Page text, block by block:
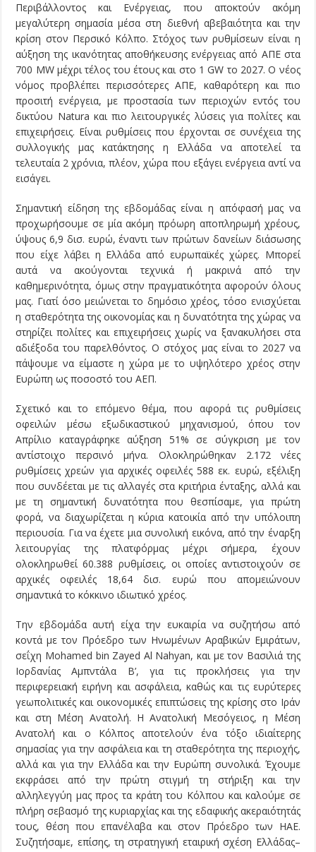
Περιβάλλοντος και Ενέργειας, που αποκτούν ακόμη
μεγαλύτερη σημασία μέσα στη διεθνή αβεβαιότητα και την
κρίση στον Περσικό Κόλπο. Στόχος των ρυθμίσεων είναι η
αύξηση της ικανότητας αποθήκευσης ενέργειας από ΑΠΕ στα
700 MW μέχρι τέλος του έτους και στο 1 GW το 2027. Ο νέος
νόμος προβλέπει περισσότερες ΑΠΕ, καθαρότερη και πιο
προσιτή ενέργεια, με προστασία των περιοχών εντός του
δικτύου Natura και πιο λειτουργικές λύσεις για πολίτες και
επιχειρήσεις. Είναι ρυθμίσεις που έρχονται σε συνέχεια της
συλλογικής μας κατάκτησης η Ελλάδα να αποτελεί τα
τελευταία 2 χρόνια, πλέον, χώρα που εξάγει ενέργεια αντί να
εισάγει.
Σημαντική είδηση της εβδομάδας είναι η απόφασή μας να
προχωρήσουμε σε μία ακόμη πρόωρη αποπληρωμή χρέους,
ύψους 6,9 δισ. ευρώ, έναντι των πρώτων δανείων διάσωσης
που είχε λάβει η Ελλάδα από ευρωπαϊκές χώρες. Μπορεί
αυτά να ακούγονται τεχνικά ή μακρινά από την
καθημερινότητα, όμως στην πραγματικότητα αφορούν όλους
μας. Γιατί όσο μειώνεται το δημόσιο χρέος, τόσο ενισχύεται
η σταθερότητα της οικονομίας και η δυνατότητα της χώρας να
στηρίζει πολίτες και επιχειρήσεις χωρίς να ξανακυλήσει στα
αδιέξοδα του παρελθόντος. Ο στόχος μας είναι το 2027 να
πάψουμε να είμαστε η χώρα με το υψηλότερο χρέος στην
Ευρώπη ως ποσοστό του ΑΕΠ.
Σχετικό και το επόμενο θέμα, που αφορά τις ρυθμίσεις
οφειλών μέσω εξωδικαστικού μηχανισμού, όπου τον
Απρίλιο καταγράφηκε αύξηση 51% σε σύγκριση με τον
αντίστοιχο περσινό μήνα. Ολοκληρώθηκαν 2.172 νέες
ρυθμίσεις χρεών για αρχικές οφειλές 588 εκ. ευρώ, εξέλιξη
που συνδέεται με τις αλλαγές στα κριτήρια ένταξης, αλλά και
με τη σημαντική δυνατότητα που θεσπίσαμε, για πρώτη
φορά, να διαχωρίζεται η κύρια κατοικία από την υπόλοιπη
περιουσία. Για να έχετε μια συνολική εικόνα, από την έναρξη
λειτουργίας της πλατφόρμας μέχρι σήμερα, έχουν
ολοκληρωθεί 60.388 ρυθμίσεις, οι οποίες αντιστοιχούν σε
αρχικές οφειλές 18,64 δισ. ευρώ που απομειώνουν
σημαντικά το κόκκινο ιδιωτικό χρέος.
Την εβδομάδα αυτή είχα την ευκαιρία να συζητήσω από
κοντά με τον Πρόεδρο των Ηνωμένων Αραβικών Εμιράτων,
σεΐχη Mohamed bin Zayed Al Nahyan, και με τον Βασιλιά της
Ιορδανίας Αμπντάλα Β’, για τις προκλήσεις για την
περιφερειακή ειρήνη και ασφάλεια, καθώς και τις ευρύτερες
γεωπολιτικές και οικονομικές επιπτώσεις της κρίσης στο Ιράν
και στη Μέση Ανατολή. Η Ανατολική Μεσόγειος, η Μέση
Ανατολή και ο Κόλπος αποτελούν ένα τόξο ιδιαίτερης
σημασίας για την ασφάλεια και τη σταθερότητα της περιοχής,
αλλά και για την Ελλάδα και την Ευρώπη συνολικά. Έχουμε
εκφράσει από την πρώτη στιγμή τη στήριξη και την
αλληλεγγύη μας προς τα κράτη του Κόλπου και καλούμε σε
πλήρη σεβασμό της κυριαρχίας και της εδαφικής ακεραιότητάς
τους, θέση που επανέλαβα και στον Πρόεδρο των ΗΑΕ.
Συζητήσαμε, επίσης, τη στρατηγική εταιρική σχέση Ελλάδας–